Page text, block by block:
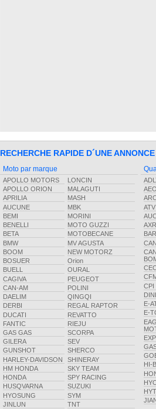
RECHERCHE RAPIDE D´UNE
Moto par marque
APOLLO MOTORS
APOLLO ORION
APRILIA
AUCUNE
BEMI
BENELLI
BETA
BMW
BOOM
BOSUER
BUELL
CAGIVA
CAN-AM
DAELIM
DERBI
DUCATI
FANTIC
GAS GAS
GILERA
GUNSHOT
HARLEY-DAVIDSON
HM HONDA
HONDA
HUSQVARNA
HYOSUNG
JINLUN
LONCIN
MALAGUTI
MASH
MBK
MORINI
MOTO GUZZI
MOTOBECANE
MV AGUSTA
NEW MOTORZ
Orion
OURAL
PEUGEOT
POLINI
QINGQI
REGAL RAPTOR
REVATTO
RIEJU
SCORPA
SEV
SHERCO
SHINERAY
SKY TEAM
SPY RACING
SUZUKI
SYM
TNT
ATV
AXR
CPI
E-
E-
HI-